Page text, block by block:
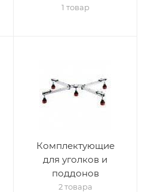
1 товар
Комплектующие
для уголков и
поддонов
2 товара